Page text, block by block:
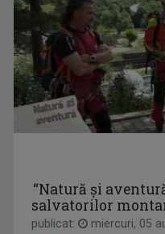
SPIRIT ȘI CREDINȚĂ
Părintele Marius Resceanu și
FELICIA STOIAN
Prezintă „Cântecul de
“Natură și
salvatorilor
publicat: miercuri, 05